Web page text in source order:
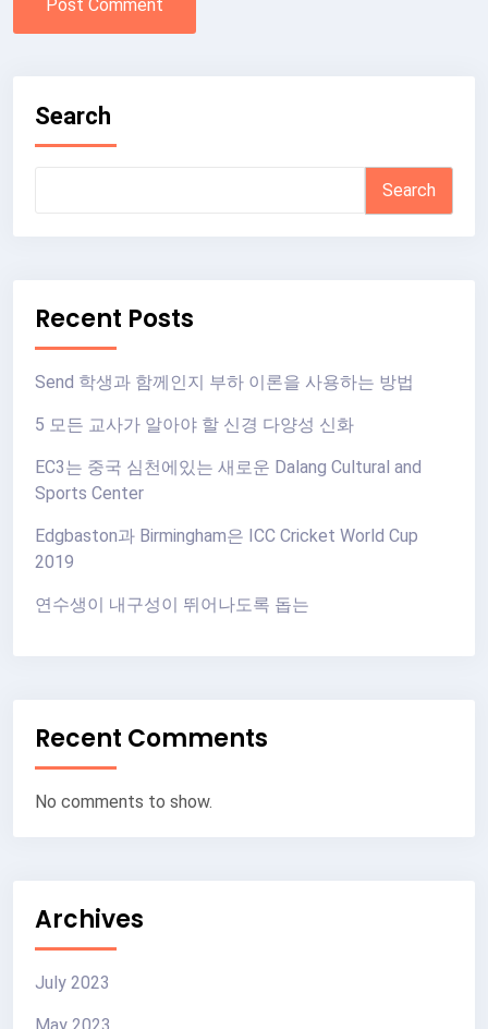
Search
Search
Recent Posts
Send 학생과 함께인지 부하 이론을 사용하는 방법
5 모든 교사가 알아야 할 신경 다양성 신화
EC3는 중국 심천에있는 새로운 Dalang Cultural and
Sports Center
Edgbaston과 Birmingham은 ICC Cricket World Cup
2019
연수생이 내구성이 뛰어나도록 돕는
Recent Comments
No comments to show.
Archives
July 2023